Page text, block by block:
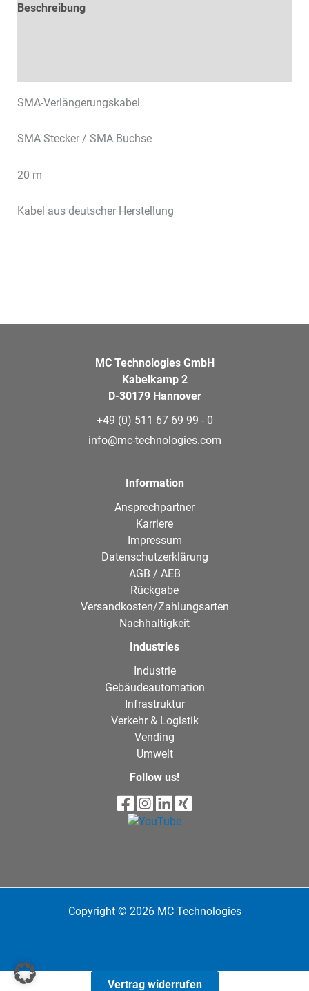
Beschreibung
SMA-Verlängerungskabel
SMA Stecker / SMA Buchse
20 m
Kabel aus deutscher Herstellung
MC Technologies GmbH
Kabelkamp 2
D-30179 Hannover
+49 (0) 511 67 69 99 - 0
info@mc-technologies.com
Information
Ansprechpartner
Karriere
Impressum
Datenschutzerklärung
AGB / AEB
Rückgabe
Versandkosten/Zahlungsarten
Nachhaltigkeit
Industries
Industrie
Gebäudeautomation
Infrastruktur
Verkehr & Logistik
Vending
Umwelt
Follow us!
Copyright © 2026 MC Technologies
Vertrag widerrufen